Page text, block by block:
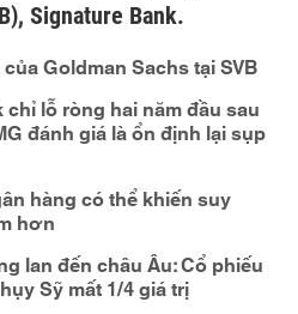
Signature Bank.
Goldman Sachs tại SVB
lỗ ròng hai năm đầu sau
đánh giá là ổn định lại sụp
hàng có thể khiến suy
hơn
lan đến châu Âu: Cổ phiếu
Sỹ mất 1/4 giá trị